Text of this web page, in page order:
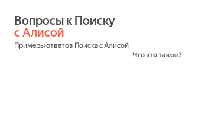
с Алисой
Примеры ответов Поиска с Алисой
Что это такое?